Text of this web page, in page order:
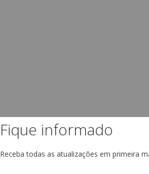
Fique informado
Receba todas as atualizações em primeira